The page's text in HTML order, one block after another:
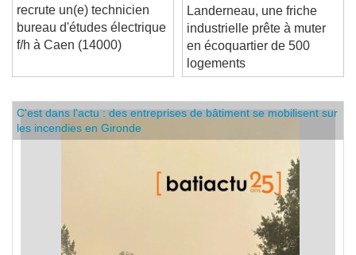
recrute un(e) technicien
bureau d'études électrique
f/h à Caen (14000)
Landerneau, une friche
industrielle prête à muter
en écoquartier de 500
logements
C'est dans l'actu : des entreprises de bâtiment se mobilisent sur
les incendies en Gironde